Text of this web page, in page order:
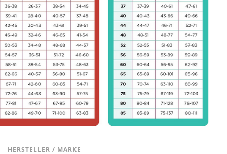
HERSTELLER / MARKE